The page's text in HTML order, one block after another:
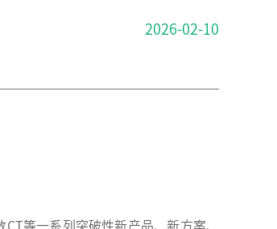
2026-02-10
等一系列突破性新产品、新方案、